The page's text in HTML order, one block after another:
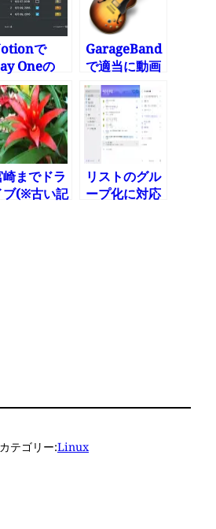
で
Oneの
1年前の今
」表示を実
してみる
GarageBand
で適当に動画
のBGMを作
る その2
までドラ
ブ(※古い記
リストのグル
ープ化に対応
カテゴリー:Linux